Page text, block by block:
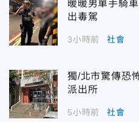
暖暖男單手騎
出毒駕
3小時前 社會
獨/北市驚傳恐
派出所
5小時前 社會